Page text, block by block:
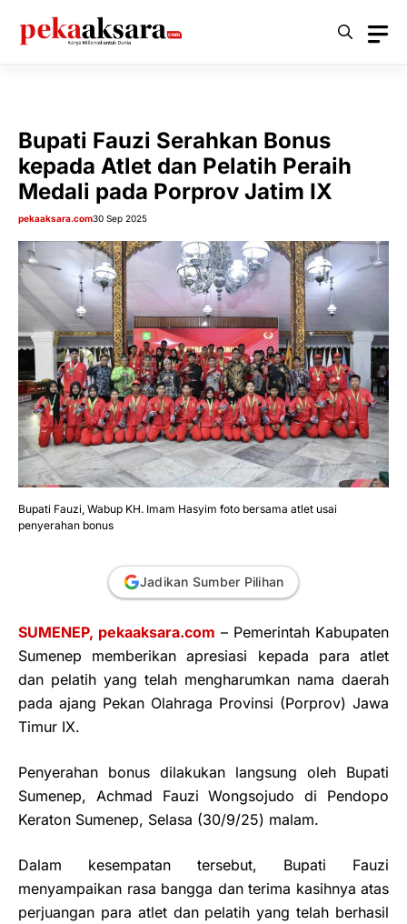
Bupati Fauzi Serahkan Bonus
kepada Atlet dan Pelatih Peraih
Medali pada Porprov Jatim IX
pekaaksara.com30 Sep 2025
Bupati Fauzi, Wabup KH. Imam Hasyim foto bersama atlet usai
penyerahan bonus
Jadikan Sumber Pilihan
SUMENEP, pekaaksara.com – Pemerintah Kabupaten
Sumenep memberikan apresiasi kepada para atlet
dan pelatih yang telah mengharumkan nama daerah
pada ajang Pekan Olahraga Provinsi (Porprov) Jawa
Timur IX.
Penyerahan bonus dilakukan langsung oleh Bupati
Sumenep, Achmad Fauzi Wongsojudo di Pendopo
Keraton Sumenep, Selasa (30/9/25) malam.
Dalam kesempatan tersebut, Bupati Fauzi
menyampaikan rasa bangga dan terima kasihnya atas
perjuangan para atlet dan pelatih yang telah berhasil